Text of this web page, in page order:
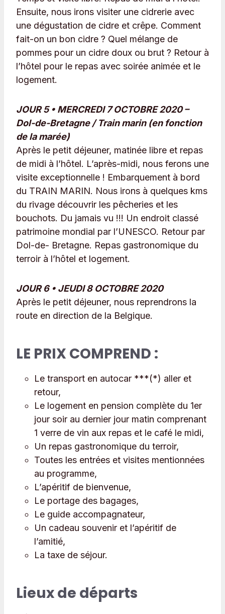
Ensuite, nous irons visiter une cidrerie avec
une dégustation de cidre et crêpe. Comment
fait-on un bon cidre ? Quel mélange de
pommes pour un cidre doux ou brut ? Retour à
l’hôtel pour le repas avec soirée animée et le
logement.
JOUR 5 • MERCREDI 7 OCTOBRE 2020 –
Dol-de-Bretagne / Train marin (en fonction
de la marée)
Après le petit déjeuner, matinée libre et repas
de midi à l’hôtel. L’après-midi, nous ferons une
visite exceptionnelle ! Embarquement à bord
du TRAIN MARIN. Nous irons à quelques kms
du rivage découvrir les pêcheries et les
bouchots. Du jamais vu !!! Un endroit classé
patrimoine mondial par l’UNESCO. Retour par
Dol-de- Bretagne. Repas gastronomique du
terroir à l’hôtel et logement.
JOUR 6 • JEUDI 8 OCTOBRE 2020
Après le petit déjeuner, nous reprendrons la
route en direction de la Belgique.
LE PRIX COMPREND :
Le transport en autocar ***(*) aller et
retour,
Le logement en pension complète du 1er
jour soir au dernier jour matin comprenant
1 verre de vin aux repas et le café le midi,
Un repas gastronomique du terroir,
Toutes les entrées et visites mentionnées
au programme,
L’apéritif de bienvenue,
Le portage des bagages,
Le guide accompagnateur,
Un cadeau souvenir et l’apéritif de
l’amitié,
La taxe de séjour.
Lieux de départs